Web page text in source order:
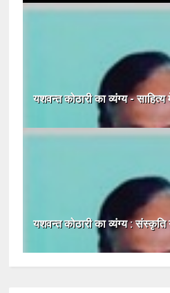
यशवन्‍त कोठारी का व्यंग्य -
यशवन्त कोठारी का व्यंग्य : संस्कृति